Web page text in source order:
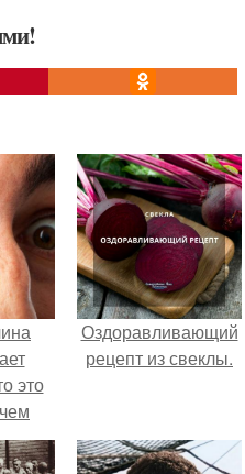
это
Оздоравливающий
рецепт из свеклы.